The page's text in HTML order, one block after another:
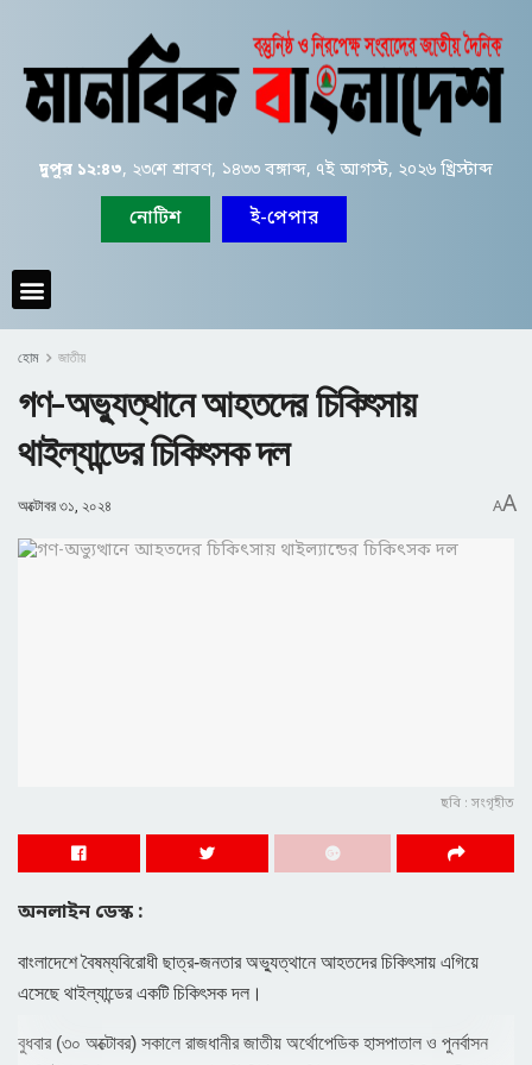
দুপুর ১২:৪৩, ২৩শে শ্রাবণ, ১৪৩৩ বঙ্গাব্দ, ৭ই আগস্ট, ২০২৬ খ্রিস্টাব্দ
নোটিশ ই-পেপার
হোম জাতীয়
গণ-অভ্যুত্থানে আহতদের চিকিৎসায়
থাইল্যান্ডের চিকিৎসক দল
অক্টোবর ৩১, ২০২৪ AA
ছবি : সংগৃহীত
অনলাইন ডেস্ক :
বাংলাদেশে বৈষম্যবিরোধী ছাত্র-জনতার অভ্যুত্থানে আহতদের চিকিৎসায় এগিয়ে
এসেছে থাইল্যান্ডের একটি চিকিৎসক দল।
বুধবার (৩০ অক্টোবর) সকালে রাজধানীর জাতীয় অর্থোপেডিক হাসপাতাল ও পুনর্বাসন